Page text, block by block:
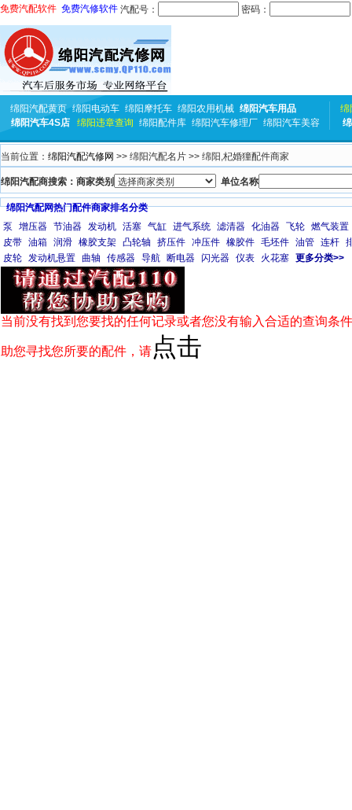
免费汽配软件 免费汽修软件 汽配号： 密码：
绵阳汽配黄页 绵阳电动车 绵阳摩托车 绵阳农用机械 绵阳汽车用品
绵阳汽车4S店
绵阳违章查询 绵阳配件库 绵阳汽车修理厂 绵阳汽车美容
绵
当前位置： 绵阳汽配汽修网 >> 绵阳汽配名片 >> 绵阳,杞婚獞配件商家
绵阳汽配商搜索：商家类别 单位名称
绵阳汽配网热门配件商家排名分类
泵
增压器 节油器 发动机 活塞 气缸 进气系统 滤清器 化油器 飞轮 燃气装置
皮带 油箱 润滑 橡胶支架 凸轮轴 挤压件 冲压件 橡胶件 毛坯件 油管 连杆
皮轮 发动机悬置 曲轴 传感器 导航 断电器 闪光器 仪表 火花塞 更多分类>>
当前没有找到您要找的任何记录或者您没有输入合适的查询条
助您寻找您所要的配件，请 点击